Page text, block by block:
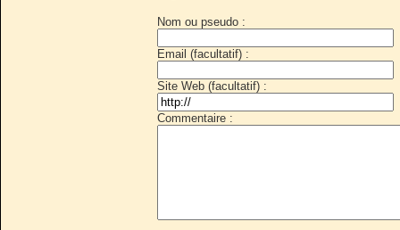
Nom ou pseudo :
Email (facultatif) :
Site Web (facultatif) :
Commentaire :